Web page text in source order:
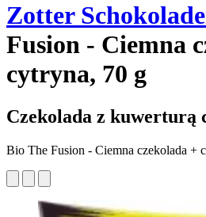
Zotter
Fusion - Ciemna
cytryna, 70 g
Czekolada z kuwerturą
Bio The Fusion - Ciemna czekolada +